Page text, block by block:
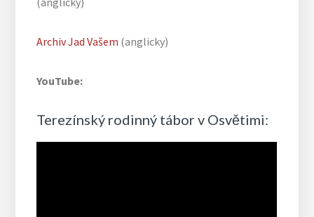
Archiv Jad Vašem (anglicky)
YouTube:
Terezínský rodinný tábor v Osvětimi: